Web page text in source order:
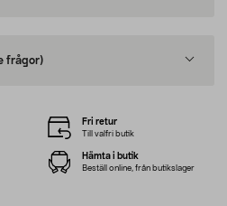
frågor)
Fri retur
Till valfri butik
Hämta i butik
Beställ online, från butikslager